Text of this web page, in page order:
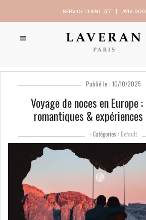
SERVICE CLIENT 7/7 | AVIS
Publié le : 10/10/2025
Voyage de noces en Europe
romantiques &
- Catégories : Default